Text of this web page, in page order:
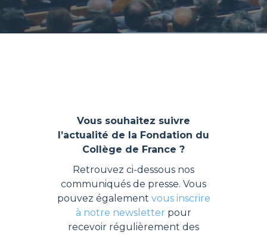
Vous souhaitez suivre
l’actualité de la Fondation du
Collège de France ?
Retrouvez ci-dessous nos
communiqués de presse. Vous
pouvez également vous inscrire
à notre newsletter pour
recevoir régulièrement des